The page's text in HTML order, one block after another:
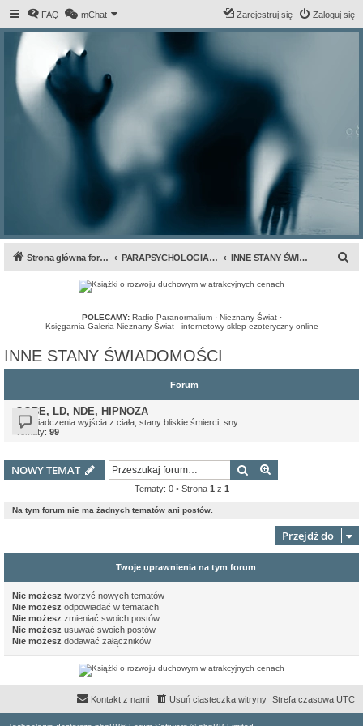
FAQ mChat Zaloguj się
Zarejestruj się
Strona główna forum PARAPSYCHOLOGIA & ANOMALIA INNE STANY ŚWIADOMOŚCI
POLECAMY: Radio Paranormalium· Nieznany Świat·
Księgarnia-Galeria Nieznany Świat - internetowy sklep ezoteryczny online
INNE STANY ŚWIADOMOŚCI
Forum
OOBE, LD, NDE, HIPNOZA
Doświadczenia wyjścia z ciała, stany bliskie śmierci, sny...
Tematy: 99
NOWY TEMAT Szukaj
Tematy: 0 • Strona 1 z 1
Na tym forum nie ma żadnych tematów ani postów.
Przejdź do
Twoje uprawnienia na tym forum
Nie możesz tworzyć nowych tematów
Nie możesz odpowiadać w tematach
Nie możesz zmieniać swoich postów
Nie możesz usuwać swoich postów
Nie możesz dodawać załączników
Strefa czasowa UTC
Usuń ciasteczka witryny
Kontakt z nami